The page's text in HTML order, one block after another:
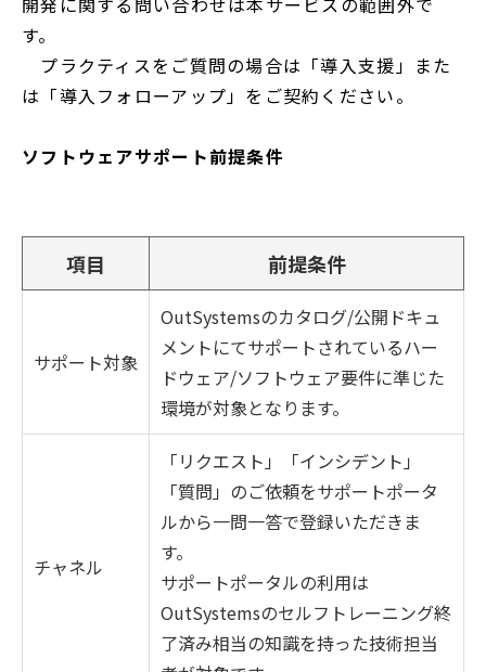
す。
プラクティスをご質問の場合は「導入支援」また
は「導入フォローアップ」をご契約ください。
ソフトウェアサポート前提条件
項目 前提条件
サポート対象
OutSystemsのカタログ/公開ドキュ
メントにてサポートされているハー
ドウェア/ソフトウェア要件に準じた
環境が対象となります。
チャネル
「リクエスト」「インシデント」
「質問」のご依頼をサポートポータ
ルから一問一答で登録いただきま
す。
サポートポータルの利用は
OutSystemsのセルフトレーニング終
了済み相当の知識を持った技術担当